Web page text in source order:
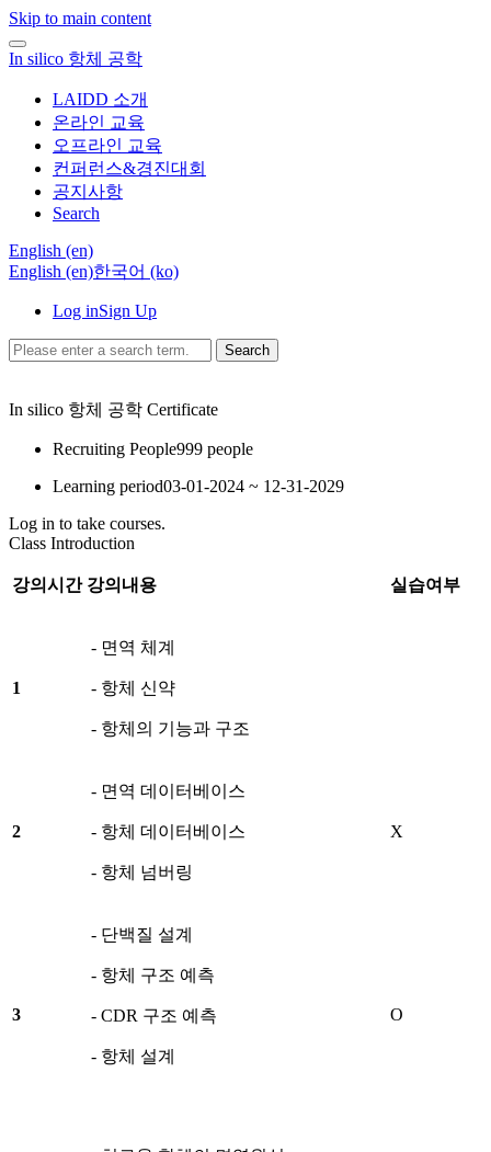
Skip to main content
In silico 항체 공학
LAIDD 소개
온라인 교육
오프라인 교육
컨퍼런스&경진대회
공지사항
Search
English ‎(en)‎
English ‎(en)‎한국어 ‎(ko)‎
Log inSign Up
Search
In silico 항체 공학 Certificate
Recruiting People999 people
Learning period03-01-2024 ~ 12-31-2029
Log in to take courses.
Class Introduction
강의시간 강의내용 실습여부
1
- 면역 체계
- 항체 신약
- 항체의 기능과 구조
2
- 면역 데이터베이스
- 항체 데이터베이스
- 항체 넘버링
X
3
- 단백질 설계
- 항체 구조 예측
- CDR 구조 예측
- 항체 설계
O